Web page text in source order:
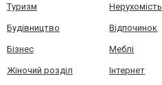
Туризм Нерухомість
Будівництво Відпочинок
Бізнес Меблі
Жіночий розділ Інтернет